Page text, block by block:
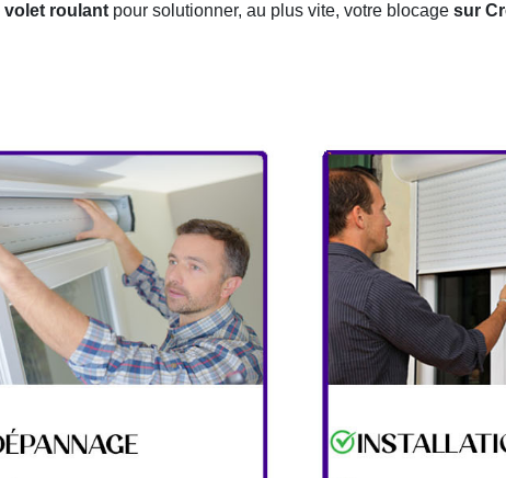
volet roulant pour solutionner, au plus vite, votre blocage sur